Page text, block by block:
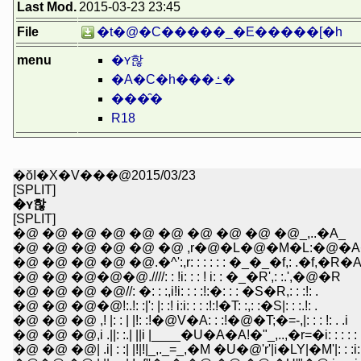
Last Mod. 2015-03-23 23:45
File
�t�@�C�����_�E�����[�h
menu
�ʏ핞
�A�C�h���ߑ�
���̑�
R18
�ŏI�X�V���@2015/03/23
[SPLIT]
�ʏ핞
[SPLIT]
�@ �@ �@ �@ �@ �@ �@ �@ �@ �@_,..�A_
�@ �@ �@ �@ �@ �@
�@ �@ �@ �@ �@.�^':,r: : : : : : �_�_�f,: .�f,�R�A
�@ �@ �@�@�@.////: : !i: : : ! i: : �_�R',: :.',�@�R
�@ �@ �@ �@//: �: : :,i!i: : : :!:�: : : �S�R,: : :!: .
�@ �@ �@�@!:.!: :|': |: :! i:i: : : :!:!�T: :,: :�S|: : :.!: .
�@ �@ �@ ,! |: : | |!: :!�@V�A: : :!�@�T;�=-,|: : : !: . .i
�@ �@ �@,i .||: :.| ||i |____�U�A�A!�"_,..,�r=�i: : : : :
�@ �@ �@| .i| : :| |!|!|_,._=_,�M �U�@'r'|i�LY|�M'|: : :i: